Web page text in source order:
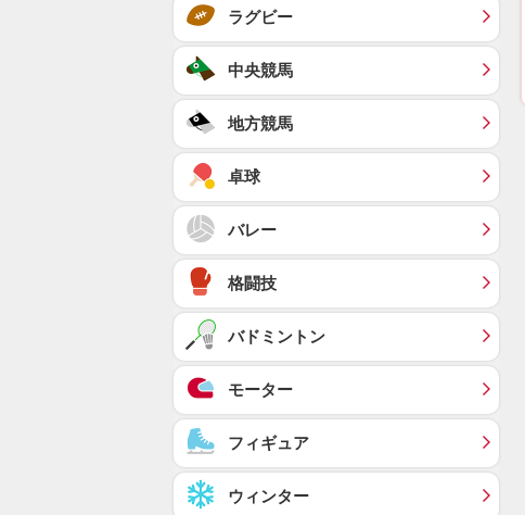
ラグビー
中央競馬
地方競馬
卓球
バレー
格闘技
バドミントン
モーター
フィギュア
ウィンター